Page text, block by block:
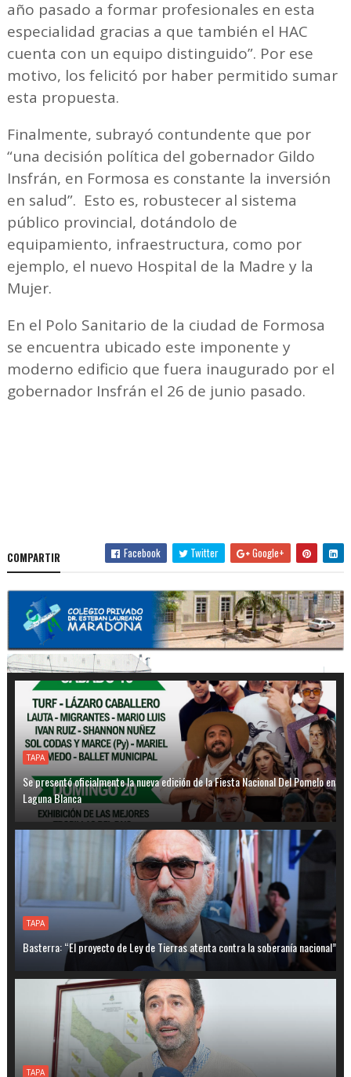
año pasado a formar profesionales en esta
especialidad gracias a que también el HAC
cuenta con un equipo distinguido”. Por ese
motivo, los felicitó por haber permitido sumar
esta propuesta.
Finalmente, subrayó contundente que por
“una decisión política del gobernador Gildo
Insfrán, en Formosa es constante la inversión
en salud”. Esto es, robustecer al sistema
público provincial, dotándolo de
equipamiento, infraestructura, como por
ejemplo, el nuevo Hospital de la Madre y la
Mujer.
En el Polo Sanitario de la ciudad de Formosa
se encuentra ubicado este imponente y
moderno edificio que fuera inaugurado por el
gobernador Insfrán el 26 de junio pasado.
COMPARTIR Facebook Twitter Google+
TAPA
Se presentó oficialmente la nueva edición de la Fiesta Nacional Del Pomelo en
Laguna Blanca
TAPA
Basterra: “El proyecto de Ley de Tierras atenta contra la soberanía nacional”
TAPA